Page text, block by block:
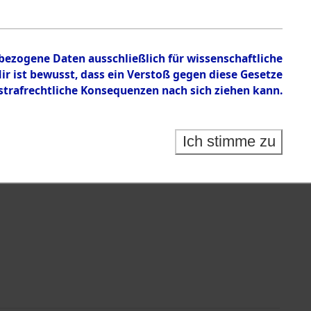
des Verlaufs und der Geschehnisse um
Daten ausschließlich für wissenschaftliche
bewusst, dass ein Verstoß gegen diese Gesetze
Konsequenzen nach sich ziehen kann.
Ich stimme zu